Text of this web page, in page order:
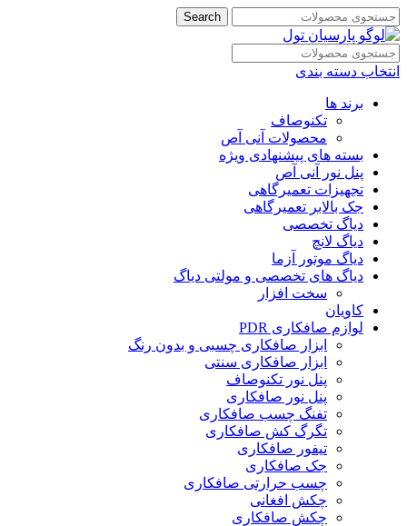
Search
انتخاب دسته بندی
برند ها
تکنوصاف
محصولات آنی آص
بسته های پیشنهادی ویژه
پنل نور آنی آص
تجهیزات تعمیرگاهی
جک بالابر تعمیرگاهی
دیاگ تخصصی
دیاگ لانچ
دیاگ موتور آزما
دیاگ های تخصصی و مولتی دیاگ
سخت افزار
کاویان
لوازم صافکاری PDR
ابزار صافکاری چسبی و بدون رنگ
ابزار صافکاری سنتی
پنل نور تکنوصاف
پنل نور صافکاری
تفنگ چسب صافکاری
تگرگ کش صافکاری
تیفور صافکاری
جک صافکاری
چسب حرارتی صافکاری
چکش افغانی
چکش صافکاری